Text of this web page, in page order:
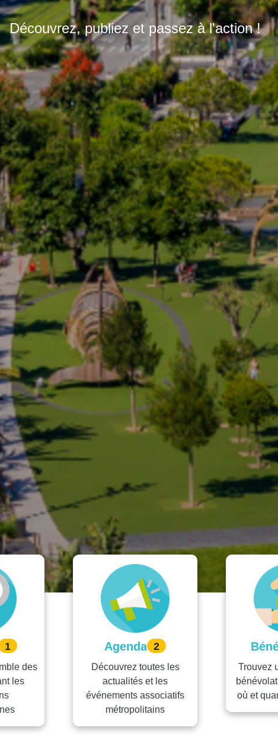
Découvrez, publiez et passez à l'action !
1
des
les
Agenda 2
Découvrez toutes les
actualités et les
événements associatifs
métropolitains
Trouvez
où et